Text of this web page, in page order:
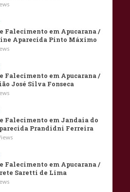
Falecimento em Apucarana /
Aparecida Pinto Máximo
Falecimento em Apucarana /
José Silva Fonseca
Falecimento em Jandaia do
Prandidni Ferreira
Falecimento em Apucarana /
Saretti de Lima